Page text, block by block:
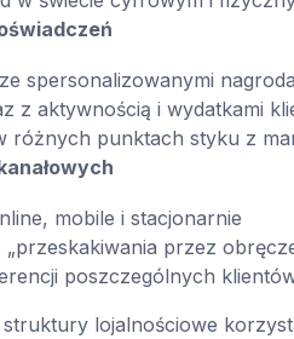
spersonalizowanymi
z aktywnością i wydatkami
różnych punktach styku z
mobile i stacjonarnie
przez
poszczególnych
lojalnościowe